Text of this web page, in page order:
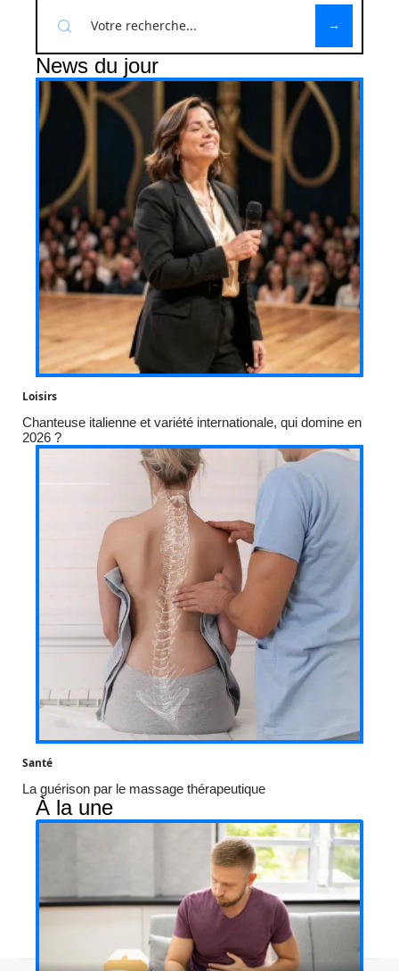
News du jour
Loisirs
Chanteuse italienne et variété internationale, qui domine en
2026 ?
Santé
La guérison par le massage thérapeutique
À la une